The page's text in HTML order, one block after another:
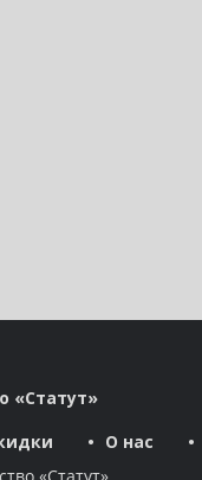
О нас